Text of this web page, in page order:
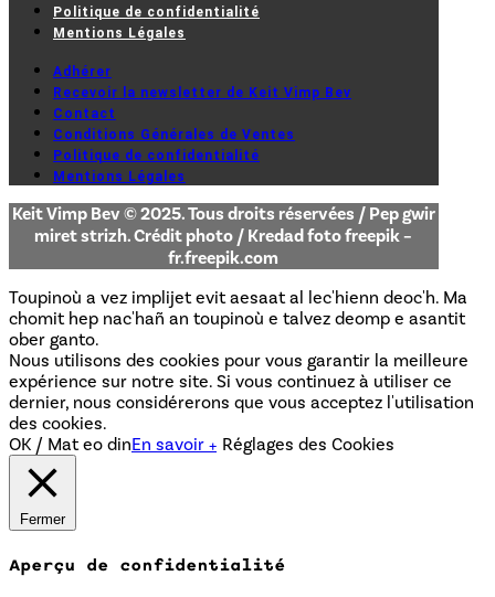
Politique de confidentialité
Mentions Légales
Adhérer
Recevoir la newsletter de Keit Vimp Bev
Contact
Conditions Générales de Ventes
Politique de confidentialité
Mentions Légales
Keit Vimp Bev © 2025. Tous droits réservées / Pep gwir
miret strizh. Crédit photo / Kredad foto freepik –
fr.freepik.com
Toupinoù a vez implijet evit aesaat al lec'hienn deoc'h. Ma
chomit hep nac'hañ an toupinoù e talvez deomp e asantit
ober ganto.
Nous utilisons des cookies pour vous garantir la meilleure
expérience sur notre site. Si vous continuez à utiliser ce
dernier, nous considérerons que vous acceptez l'utilisation
des cookies.
OK / Mat eo dinEn savoir + Réglages des Cookies
Fermer
Aperçu de confidentialité